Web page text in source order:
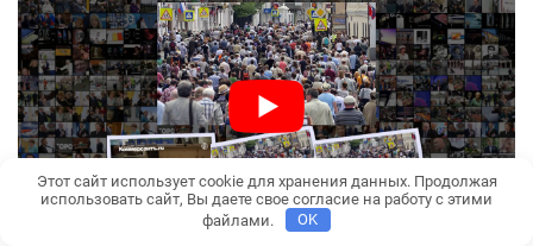
Этот сайт использует cookie для хранения данных. Продолжая
использовать сайт, Вы даете свое согласие на работу с этими
файлами.
OK